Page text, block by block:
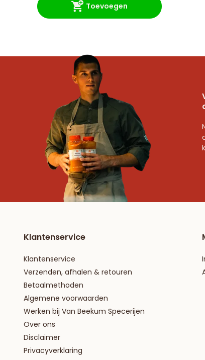
Toevoegen
Klantenservice
Klantenservice
Verzenden, afhalen & retouren
Betaalmethoden
Algemene voorwaarden
Werken bij Van Beekum Specerijen
Over ons
Disclaimer
Privacyverklaring